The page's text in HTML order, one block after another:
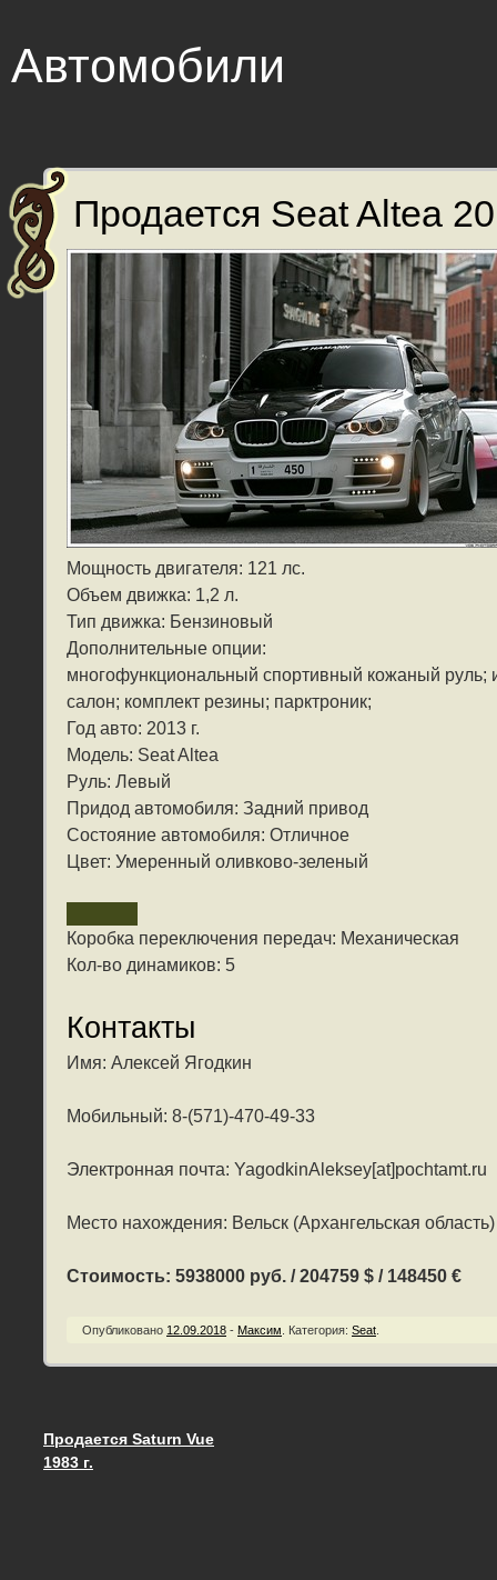
Автомобили
Продается Seat Altea
Мощность двигателя: 121 лс.
Объем движка: 1,2 л.
Тип движка: Бензиновый
Дополнительные опции:
многофункциональный спортивный кожаный
салон; комплект резины; парктроник;
Год авто: 2013 г.
Модель: Seat Altea
Руль: Левый
Придод автомобиля: Задний привод
Состояние автомобиля: Отличное
Цвет: Умеренный оливково-зеленый
Коробка переключения передач: Механическая
Кол-во динамиков: 5
Контакты
Имя: Алексей Ягодкин
Мобильный: 8-(571)-470-49-33
Электронная почта: YagodkinAleksey[at]pochtamt.ru
Место нахождения: Вельск (Архангельская область)
Стоимость: 5938000 руб. / 204759 $ / 148450 €
Опубликовано 12.09.2018 - Максим Категория: Seat
Запись навигация
Продается Saturn Vue
1983 г.